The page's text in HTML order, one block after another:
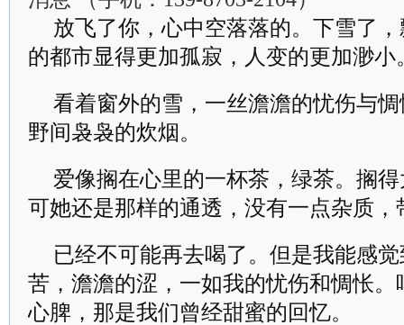
放飞了你，心中空落落的。下雪了
的都市显得更加孤寂，人变的更加渺小
看着窗外的雪，一丝澹澹的忧伤与
野间袅袅的炊烟。
爱像搁在心里的一杯茶，绿茶。搁
可她还是那样的通透，没有一点杂质，
已经不可能再去喝了。但是我能感
苦，澹澹的涩，一如我的忧伤和惆怅
心脾，那是我们曾经甜蜜的回忆。